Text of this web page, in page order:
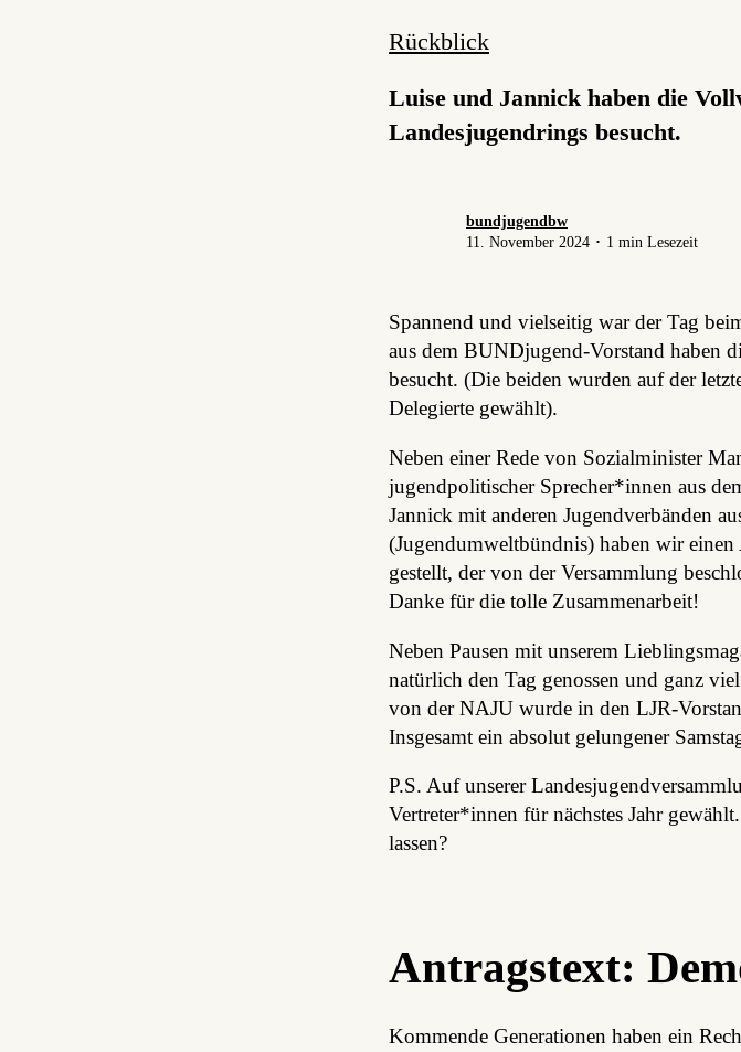
Rückblick
Luise und Jannick haben die
Landesjugendrings besucht.
bundjugendbw
11. November 2024 ･ 1 min Lesezeit
Spannend und vielseitig war der Tag
aus dem BUNDjugend-Vorstand haben
besucht. (Die beiden wurden auf der
Delegierte gewählt).
Neben einer Rede von Sozialminister
jugendpolitischer Sprecher*innen aus
Jannick mit anderen Jugendverbänden
(Jugendumweltbündnis) haben wir
gestellt, der von der Versammlung
Danke für die tolle Zusammenarbeit!
Neben Pausen mit unserem
natürlich den Tag genossen und ganz
von der NAJU wurde in den LJR-
Insgesamt ein absolut gelungener
P.S. Auf unserer
Vertreter*innen für nächstes Jahr
lassen?
Antragstext:
Kommende Generationen haben ein